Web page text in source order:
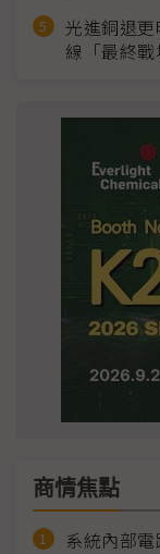
光進銅退
線「最終戰
商情焦點
系統內部